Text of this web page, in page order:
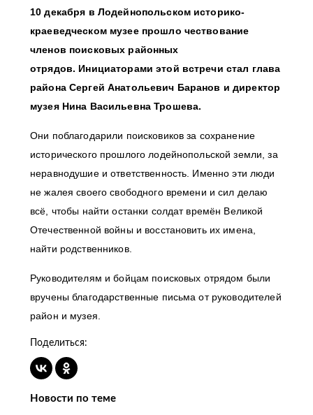
10 декабря в Лодейнопольском историко-
краеведческом музее прошло чествование
членов поисковых районных
отрядов. Инициаторами этой встречи стал глава
района Сергей Анатольевич Баранов и директор
музея Нина Васильевна Трошева.
Они поблагодарили поисковиков за сохранение
исторического прошлого лодейнопольской земли, за
неравнодушие и ответственность. Именно эти люди
не жалея своего свободного времени и сил делаю
всё, чтобы найти останки солдат времён Великой
Отечественной войны и восстановить их имена,
найти родственников.
Руководителям и бойцам поисковых отрядом были
вручены благодарственные письма от руководителей
район и музея.
Поделиться:
Новости по теме